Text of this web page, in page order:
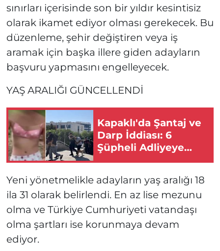
sınırları içerisinde son bir yıldır kesintisiz
olarak ikamet ediyor olması gerekecek. Bu
düzenleme, şehir değiştiren veya iş
aramak için başka illere giden adayların
başvuru yapmasını engelleyecek.
YAŞ ARALIĞI GÜNCELLENDİ
Kapaklı'da Şantaj ve
Darp İddiası: 6
Şüpheli Adliyeye
Yeni yönetmelikle adayların yaş aralığı 18
ila 31 olarak belirlendi. En az lise mezunu
olma ve Türkiye Cumhuriyeti vatandaşı
olma şartları ise korunmaya devam
ediyor.